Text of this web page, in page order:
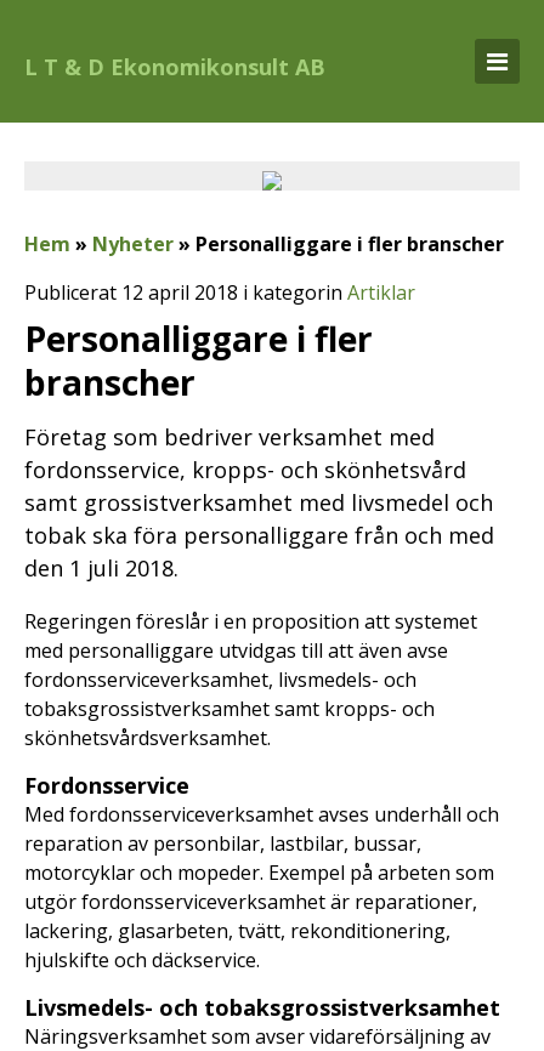
L T & D Ekonomikonsult AB
Hem » Nyheter» Personalliggare i fler branscher
Publicerat 12 april 2018 i kategorin Artiklar
Personalliggare i fler
branscher
Företag som bedriver verksamhet med
fordonsservice, kropps- och skönhetsvård
samt grossistverksamhet med livsmedel och
tobak ska föra personalliggare från och med
den 1 juli 2018.
Regeringen föreslår i en proposition att systemet
med personalliggare utvidgas till att även avse
fordonsserviceverksamhet, livsmedels- och
tobaksgrossistverksamhet samt kropps- och
skönhetsvårdsverksamhet.
Fordonsservice
Med fordonsserviceverksamhet avses underhåll och
reparation av personbilar, lastbilar, bussar,
motorcyklar och mopeder. Exempel på arbeten som
utgör fordonsserviceverksamhet är reparationer,
lackering, glasarbeten, tvätt, rekonditionering,
hjulskifte och däckservice.
Livsmedels- och tobaksgrossistverksamhet
Näringsverksamhet som avser vidareförsäljning av